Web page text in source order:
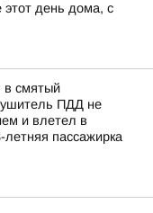
день дома, с
в смятый
ПДД не
и влетел в
пассажирка